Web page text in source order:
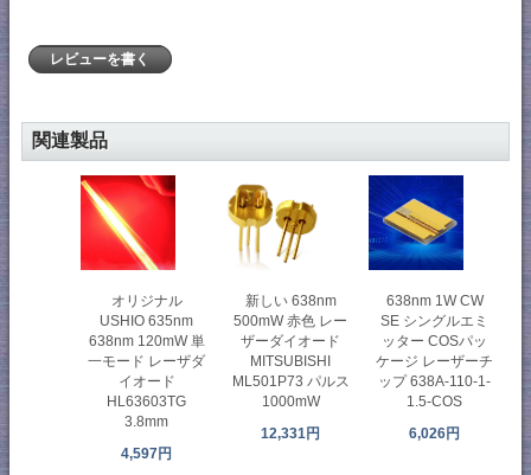
レビューを書く
関連製品
オリジナル
USHIO 635nm
638nm 120mW 単
一モード レーザダ
イオード
HL63603TG
3.8mm
4,597円
新しい 638nm
500mW 赤色 レー
ザーダイオード
MITSUBISHI
ML501P73 パルス
1000mW
12,331円
638nm 1W CW
SE シングルエミ
ッター COSパッ
ケージ レーザーチ
ップ 638A-110-1-
1.5-COS
6,026円